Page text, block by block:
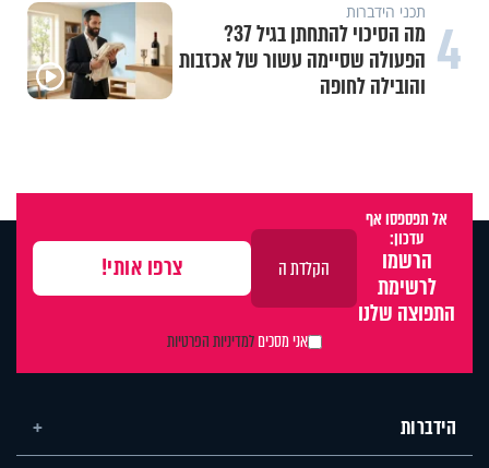
4 תכני הידברות
מה הסיכוי להתחתן בגיל 37?
הפעולה שסיימה עשור של אכזבות
והובילה לחופה
אל תפספסו אף
עדכון:
הרשמו
לרשימת
התפוצה שלנו
אני מסכיםלמדיניות הפרטיות
הידברות